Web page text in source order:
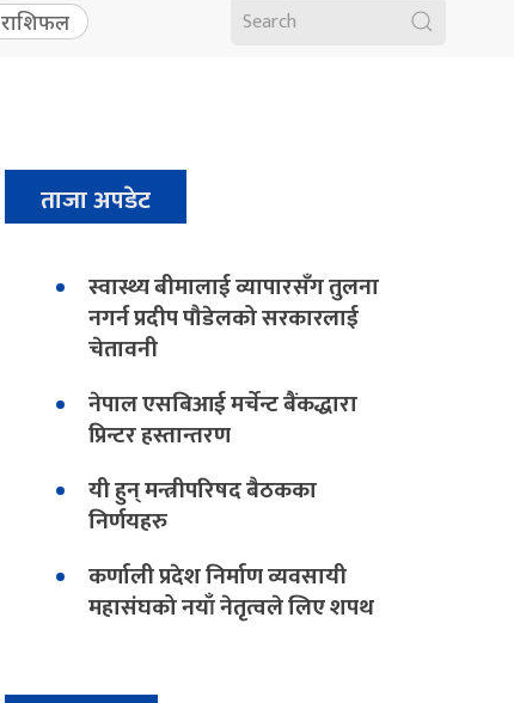
राशिफल
ताजा अपडेट
स्वास्थ्य बीमालाई व्यापारसँग तुलना
नगर्न प्रदीप पौडेलको सरकारलाई
चेतावनी
नेपाल एसबिआई मर्चेन्ट बैंकद्धारा
प्रिन्टर हस्तान्तरण
यी हुन् मन्त्रीपरिषद बैठकका
निर्णयहरु
कर्णाली प्रदेश निर्माण व्यवसायी
महासंघको नयाँ नेतृत्वले लिए शपथ